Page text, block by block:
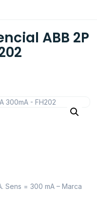
ABB 2P
Sens = 300 mA – Marca